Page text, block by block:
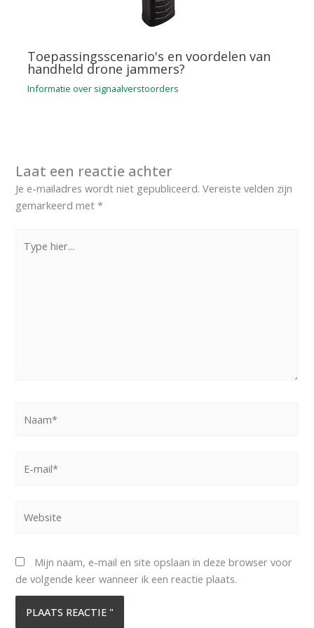
Toepassingsscenario's en voordelen van
handheld drone jammers?
Informatie over signaalverstoorders
Laat een reactie achter
Je e-mailadres wordt niet gepubliceerd. Vereiste velden zijn
gemarkeerd met*
hier...
mail*
Mijn naam, e-mail en site opslaan in deze browser voor
de volgende keer wanneer ik een reactie plaats.